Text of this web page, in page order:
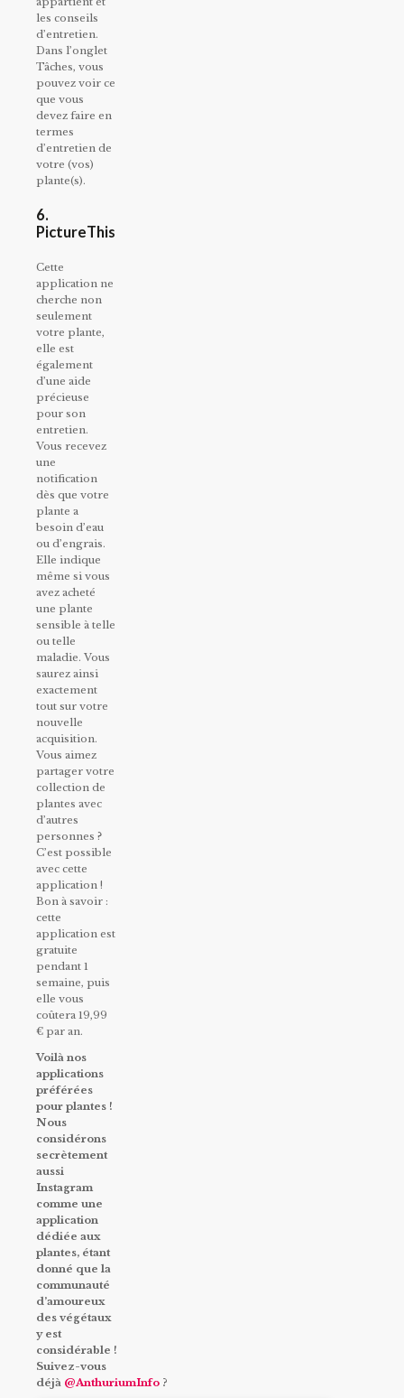
les conseils
d’entretien.
Dans l’onglet
Tâches, vous
pouvez voir ce
que vous
devez faire en
termes
d’entretien de
votre (vos)
plante(s).
6.
PictureThis
Cette
application ne
cherche non
seulement
votre plante,
elle est
également
d’une aide
précieuse
pour son
entretien.
Vous recevez
une
notification
dès que votre
plante a
besoin d’eau
ou d’engrais.
Elle indique
même si vous
avez acheté
une plante
sensible à telle
ou telle
maladie. Vous
saurez ainsi
exactement
tout sur votre
nouvelle
acquisition.
Vous aimez
partager votre
collection de
plantes avec
d’autres
personnes ?
C’est possible
avec cette
application !
Bon à savoir :
cette
application est
gratuite
pendant 1
semaine, puis
elle vous
coûtera 19,99
€ par an.
Voilà nos
applications
préférées
pour plantes !
Nous
considérons
secrètement
aussi
Instagram
comme une
application
dédiée aux
plantes, étant
donné que la
communauté
d’amoureux
des végétaux
y est
considérable !
Suivez-vous
déjà @AnthuriumInfo ?